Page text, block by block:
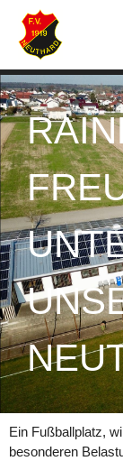
Ein Fußballplatz,
besonderen